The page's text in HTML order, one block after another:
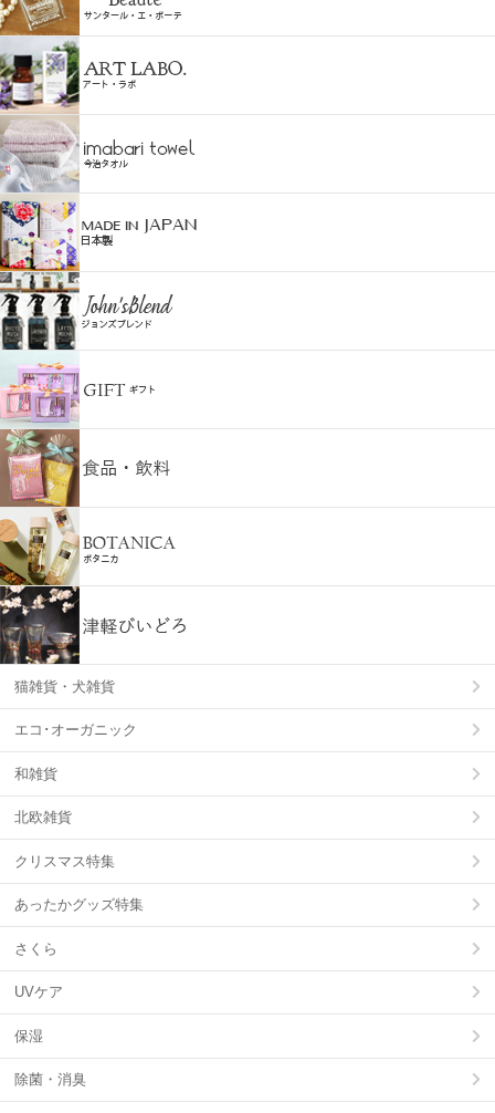
猫雑貨・犬雑貨
エコ･オーガニック
和雑貨
北欧雑貨
クリスマス特集
あったかグッズ特集
さくら
UVケア
保湿
除菌・消臭